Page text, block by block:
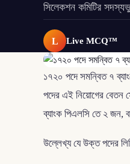
সিলেকশন কমিটির
L Live MCQ™
১৭২০ পদে সমন্বিত ৭
পদের এই নিয়োগের
ব্যাংক পিএলসি তে ২ জন,
উল্লেখ্য যে উক্ত পদের